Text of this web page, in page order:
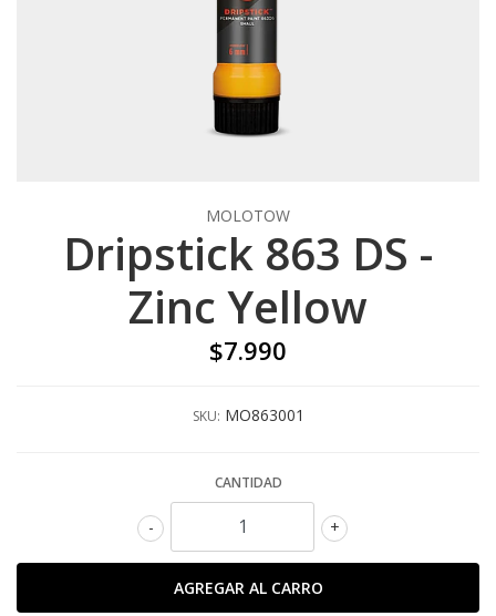
MOLOTOW
Dripstick 863 DS -
Zinc Yellow
$7.990
SKU: MO863001
CANTIDAD
+
-